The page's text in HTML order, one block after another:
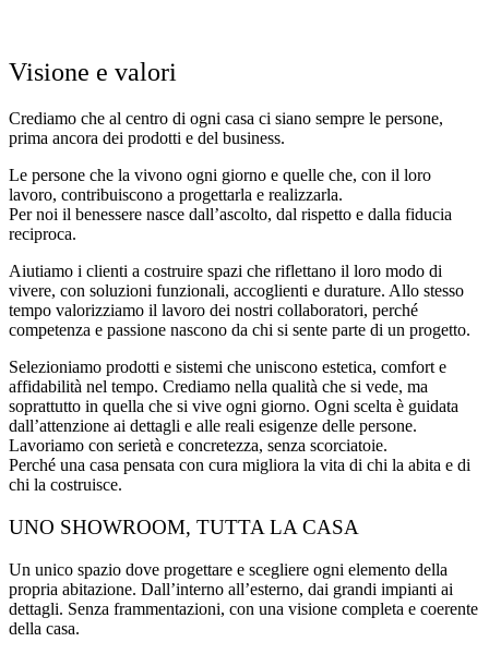
Visione e valori
Crediamo che al centro di ogni casa ci siano sempre le persone,
prima ancora dei prodotti e del business.
Le persone che la vivono ogni giorno e quelle che, con il loro
lavoro, contribuiscono a progettarla e realizzarla.
Per noi il benessere nasce dall’ascolto, dal rispetto e dalla fiducia
reciproca.
Aiutiamo i clienti a costruire spazi che riflettano il loro modo di
vivere, con soluzioni funzionali, accoglienti e durature. Allo stesso
tempo valorizziamo il lavoro dei nostri collaboratori, perché
competenza e passione nascono da chi si sente parte di un progetto.
Selezioniamo prodotti e sistemi che uniscono estetica, comfort e
affidabilità nel tempo. Crediamo nella qualità che si vede, ma
soprattutto in quella che si vive ogni giorno. Ogni scelta è guidata
dall’attenzione ai dettagli e alle reali esigenze delle persone.
Lavoriamo con serietà e concretezza, senza scorciatoie.
Perché una casa pensata con cura migliora la vita di chi la abita e di
chi la costruisce.
UNO SHOWROOM, TUTTA LA CASA
Un unico spazio dove progettare e scegliere ogni elemento della
propria abitazione. Dall’interno all’esterno, dai grandi impianti ai
dettagli. Senza frammentazioni, con una visione completa e coerente
della casa.